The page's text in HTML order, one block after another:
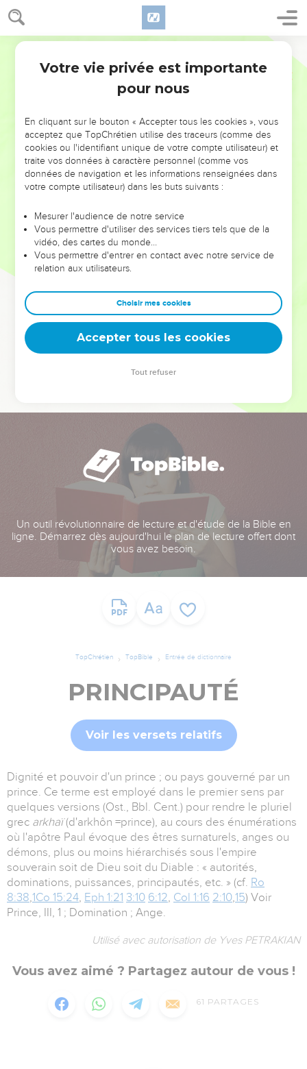
NE MANQUEZ PAS L’ÉVÉNEMENT
DE L’ANNÉE !
ET SI LEURS ERREURS POUVAIENT VOUS ÉVITER LES
VOTRES ?
leur foi ou leur vision. Mais on voit moins les doutes, les erreurs
et les saisons difficiles qu'ils ont traversés, alors même que ce
sont elles qui les ont façonnés.
Dans cette conférence, leaders, entrepreneurs, et responsables
clés pour avancer avec plus de sagesse afin que leurs erreurs
deviennent vos tremplins. Que vous guidiez un ministère, une
équipe, un groupe ou une famille, leur expérience est faite
Un outil révolutionnaire de lecture et d'étude de la Bible en
ligne. Démarrez dès aujourd'hui le plan de lecture offert dont
vous avez besoin.
TopChrétien TopBible Entrée de dictionnaire
PRINCIPAUTÉ
Voir les versets relatifs
Dignité et pouvoir d'un prince ; ou pays gouverné par un
prince. Ce terme est employé dans le premier sens par
quelques versions (Ost., Bbl. Cent.) pour rendre le pluriel
grec arkhaï(d'arkhôn =prince), au cours des énumérations
où l'apôtre Paul évoque des êtres surnaturels, anges ou
démons, plus ou moins hiérarchisés sous l'empire
souverain soit de Dieu soit du Diable : « autorités,
dominations, puissances, principautés, etc. » (cf. Ro
8:38,1Co 15:24, Eph 1:21 3:10 6:12, Col 1:16 2:10,15) Voir
Prince, III, 1 ; Domination ; Ange.
Utilisé avec autorisation de Yves PETRAKIAN
Vous avez aimé ? Partagez autour de vous !
61 PARTAGES
Votre vie privée est importante
pour nous
En cliquant sur le bouton « Accepter tous les cookies », vous
acceptez que TopChrétien utilise des traceurs (comme des
cookies ou l'identifiant unique de votre compte utilisateur) et
traite vos données à caractère personnel (comme vos
données de navigation et les informations renseignées dans
votre compte utilisateur) dans les buts suivants :
Mesurer l'audience de notre service
Vous permettre d'utiliser des services tiers tels que de la
vidéo, des cartes du monde…
Vous permettre d'entrer en contact avec notre service de
relation aux utilisateurs.
Choisir mes cookies
Accepter tous les cookies
Tout refuser